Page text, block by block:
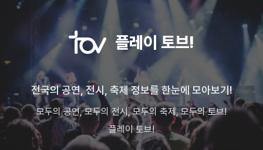
플레이 토브!
전국의 공연, 전시, 축제 정보를 한눈에 모아보기!
모두의 공연, 모두의 전시, 모두의 축제, 모두의 토브!
플레이 토브!